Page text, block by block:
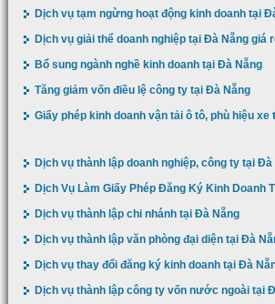
Dịch vụ tạm ngừng hoạt động kinh doanh tại
Dịch vụ giải thể doanh nghiệp tại Đà Nẵng giá
Bổ sung ngành nghề kinh doanh tại Đà Nẵng
Tăng giảm vốn điều lệ công ty tại Đà Nẵng
Giấy phép kinh doanh vận tải ô tô, phù hiệu xe
Dịch vụ thành lập doanh nghiệp, công ty tại Đà
Dịch Vụ Làm Giấy Phép Đăng Ký Kinh Doanh
Dịch vụ thành lập chi nhánh tại Đà Nẵng
Dịch vụ thành lập văn phòng đại diện tại Đà
Dịch vụ thay đổi đăng ký kinh doanh tại Đà
Dịch vụ thành lập công ty vốn nước ngoài tại